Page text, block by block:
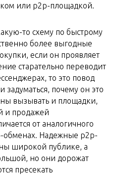
или p2p-площадкой.
то схему по быстрому
более выгодные
если он проявляет
старательно переводит
то это повод
задуматься, почему он это
вызывать и площадки,
и продажей
от аналогичного
обменах. Надежные p2p-
широкой публике, а
но они дорожат
пресекать